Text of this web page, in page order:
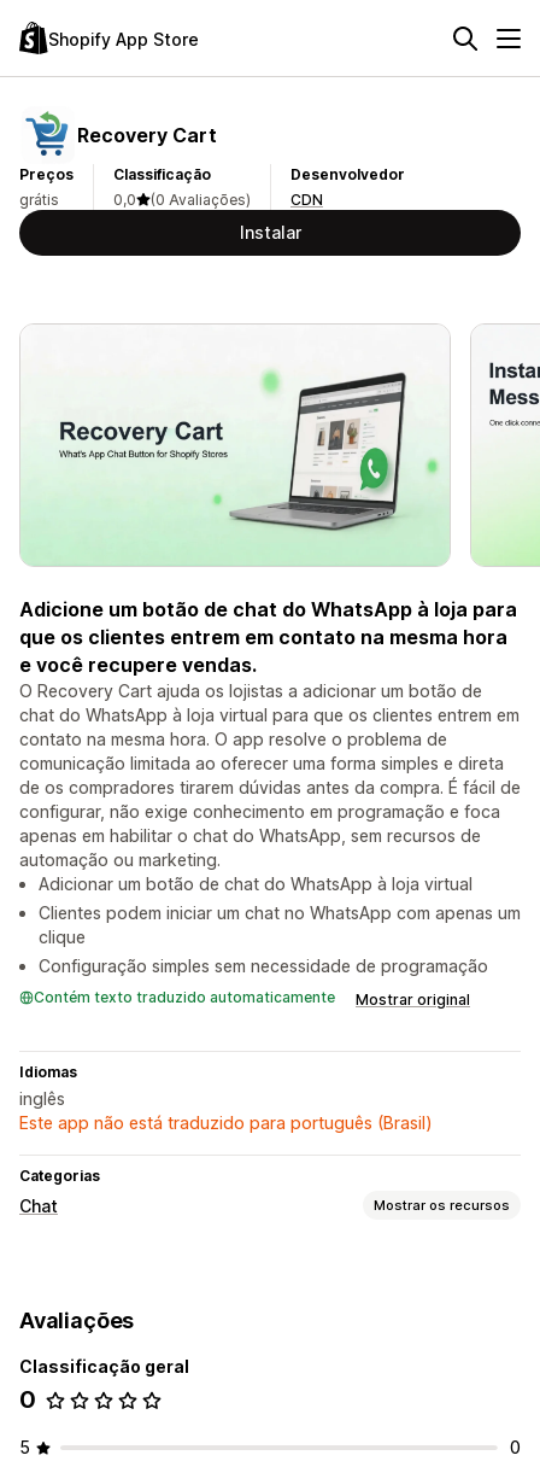
Shopify App Store
Recovery Cart
Preços
grátis
Classificação
0,0
(0 Avaliações)
Desenvolvedor
CDN
Instalar
Adicione um botão de chat do WhatsApp à loja para
que os clientes entrem em contato na mesma hora
e você recupere vendas.
O Recovery Cart ajuda os lojistas a adicionar um botão de
chat do WhatsApp à loja virtual para que os clientes entrem em
contato na mesma hora. O app resolve o problema de
comunicação limitada ao oferecer uma forma simples e direta
de os compradores tirarem dúvidas antes da compra. É fácil de
configurar, não exige conhecimento em programação e foca
apenas em habilitar o chat do WhatsApp, sem recursos de
automação ou marketing.
Adicionar um botão de chat do WhatsApp à loja virtual
Clientes podem iniciar um chat no WhatsApp com apenas um
clique
Configuração simples sem necessidade de programação
Contém texto traduzido automaticamente Mostrar original
Idiomas
inglês
Este app não está traduzido para português (Brasil)
Categorias
Chat Mostrar os recursos
Personalização
Botões de chat
Avaliações
Classificação geral
0
5
0